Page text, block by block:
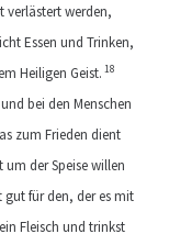
verlästert werden,
Essen und Trinken,
Heiligen Geist. 18
bei den Menschen
zum Frieden dient
um der Speise willen
gut für den, der es mit
Fleisch und trinkst